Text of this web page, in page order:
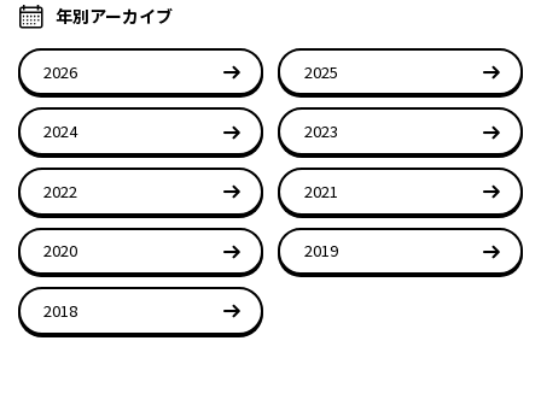
年別アーカイブ
2026 2025
2024 2023
2022 2021
2020 2019
2018